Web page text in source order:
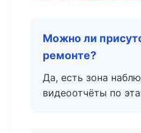
Можно ли
ремонте?
Да, есть зона
видеоотчёты по